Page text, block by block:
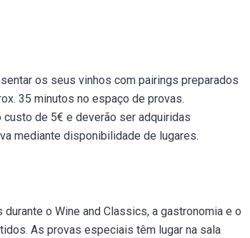
os seus vinhos com pairings preparados
35 minutos no espaço de provas.
custo de 5€ e deverão ser adquiridas
mediante disponibilidade de lugares.
o Wine and Classics, a gastronomia e o
As provas especiais têm lugar na sala